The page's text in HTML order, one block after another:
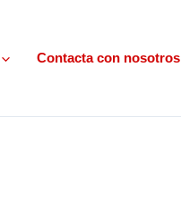
Contacta con nosotros